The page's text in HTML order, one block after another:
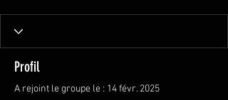
Profil
A rejoint le groupe le : 14 févr. 2025